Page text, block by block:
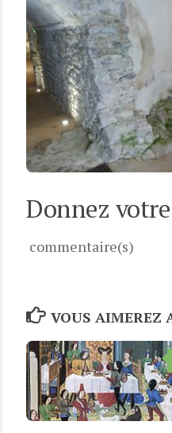
Donnez
commentaire(s)
VOUS AIMEREZ